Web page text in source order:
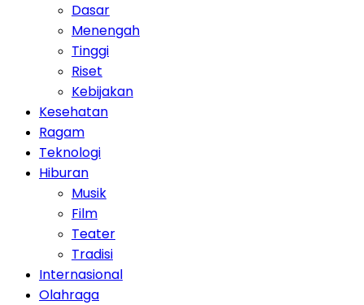
Dasar
Menengah
Tinggi
Riset
Kebijakan
Kesehatan
Ragam
Teknologi
Hiburan
Musik
Film
Teater
Tradisi
Internasional
Olahraga